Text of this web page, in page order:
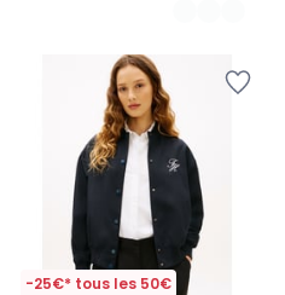
-25€* tous les 50€